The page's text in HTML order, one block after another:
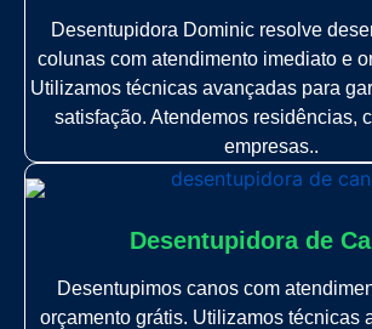
Desentupidora Dominic resolve
colunas com atendimento imediato e
Utilizamos técnicas avançadas para
satisfação. Atendemos residências,
empresas..
Desentupidora de
Desentupimos canos com
orçamento grátis. Utilizamos técnicas